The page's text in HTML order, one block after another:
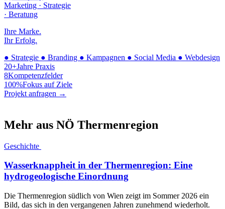
Marketing · Strategie
· Beratung
Ihre Marke.
Ihr Erfolg.
● Strategie ● Branding ● Kampagnen ● Social Media ● Webdesign
20+Jahre Praxis
8Kompetenzfelder
100%Fokus auf Ziele
Projekt anfragen →
Mehr aus NÖ Thermenregion
Geschichte
Wasserknappheit in der Thermenregion: Eine
hydrogeologische Einordnung
Die Thermenregion südlich von Wien zeigt im Sommer 2026 ein
Bild, das sich in den vergangenen Jahren zunehmend wiederholt.